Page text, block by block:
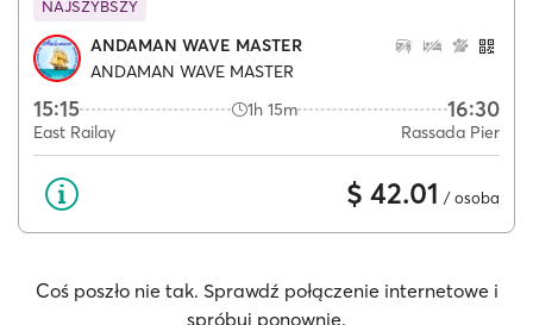
NAJSZYBSZY
ANDAMAN WAVE MASTER
ANDAMAN WAVE MASTER
15:15 1h 15m 16:30
East Railay Rassada Pier
$ 42.01 / osoba
Coś poszło nie tak. Sprawdź połączenie internetowe i
spróbuj ponownie.